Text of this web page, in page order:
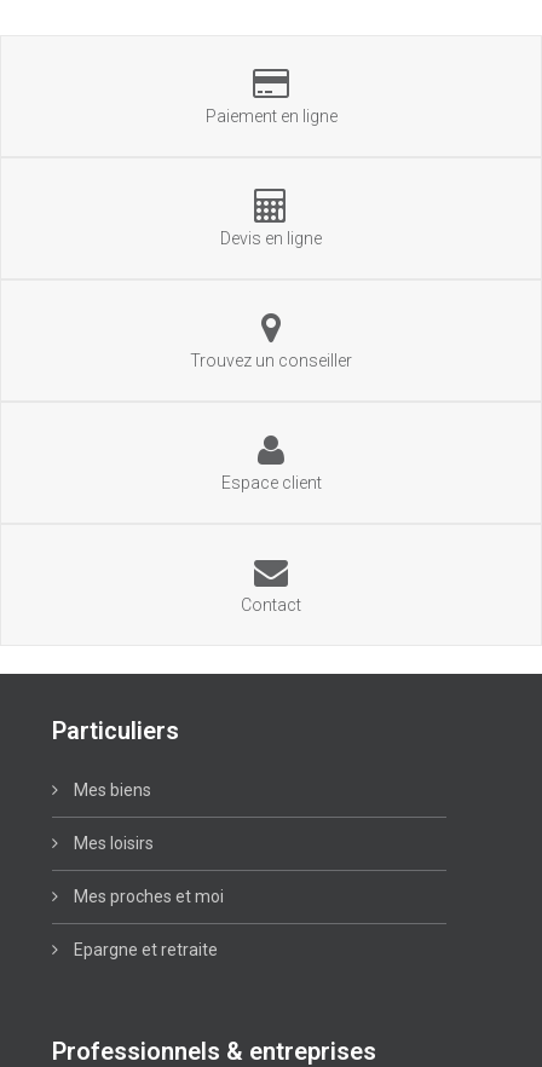
Paiement en ligne
Devis en ligne
Trouvez un conseiller
Espace client
Contact
Particuliers
Mes biens
Mes loisirs
Mes proches et moi
Epargne et retraite
Professionnels & entreprises